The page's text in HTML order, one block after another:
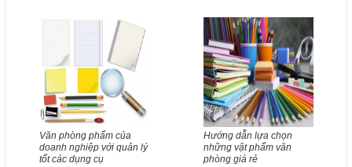
Văn phòng phẩm của
doanh nghiệp với quản lý
tốt các dụng cụ
Hướng dẫn lựa chọn
những vật phẩm văn
phòng giá rẻ